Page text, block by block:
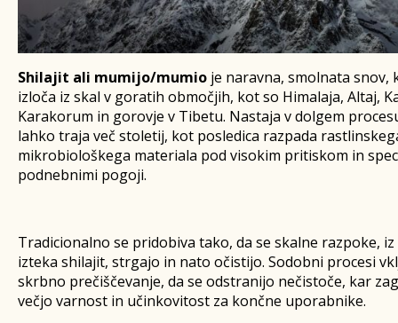
Shilajit ali mumijo/mumio je naravna, smolnata snov,
izloča iz skal v goratih območjih, kot so Himalaja, Altaj,
Karakorum in gorovje v Tibetu. Nastaja v dolgem
lahko traja več stoletij, kot posledica razpada
mikrobiološkega materiala pod visokim pritiskom in
podnebnimi pogoji.
Tradicionalno se pridobiva tako, da se skalne razpoke,
izteka shilajit, strgajo in nato očistijo. Sodobni procesi
skrbno prečiščevanje, da se odstranijo nečistoče, kar
večjo varnost in učinkovitost za končne uporabnike.